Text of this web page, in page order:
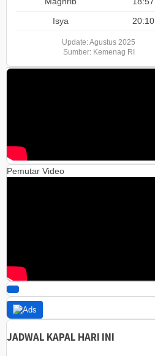
Isya
20:10
Update: Agustus 2025
Sumber: Kemenag RI
Pemutar Video
00:00
00:00
JADWAL KAPAL HARI INI